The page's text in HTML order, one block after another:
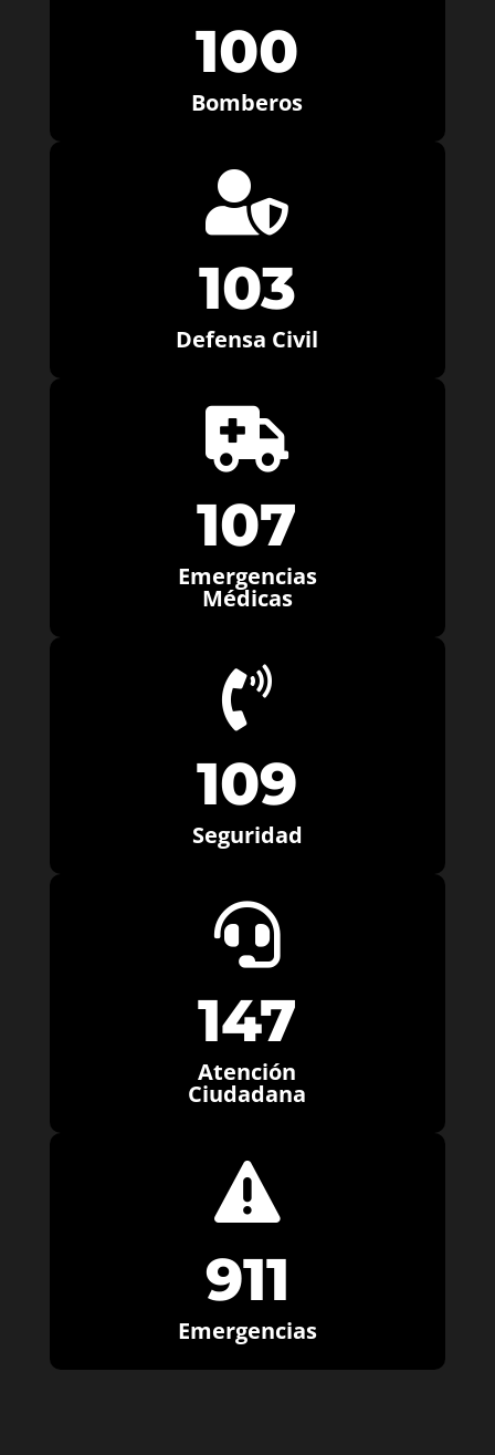
100
Bomberos

103
Defensa Civil

107
Emergencias
Médicas

109
Seguridad

147
Atención
Ciudadana

911
Emergencias